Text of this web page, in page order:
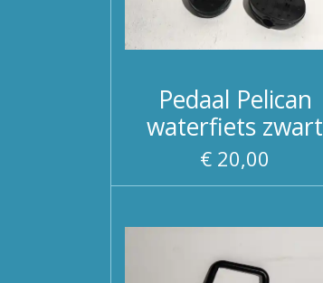
Pedaal Pelican
waterfiets zwart
€ 20,00